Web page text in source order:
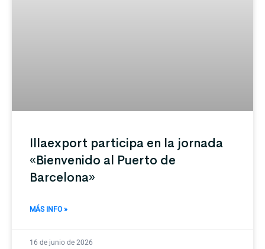
Illaexport participa en la jornada
«Bienvenido al Puerto de
Barcelona»
MÁS INFO »
16 de junio de 2026